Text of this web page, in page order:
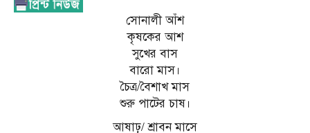
সোনালী আঁশ
কৃষকের আশ
সুখের বাস
বারো মাস।
চৈত্র/বৈশাখ মাস
শুরু পাটের চাষ।
আষাঢ়/ শ্রাবন মাসে